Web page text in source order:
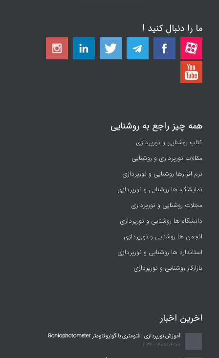
ما را دنبال کنید !
همه چیز راجع به روشنایی
کتاب روشنایی و نورپردازی
مقالات نورپردازی و روشنایی
نرم افزارها روشنایی و نورپردازی
نمایشگاه-ها روشنایی و نورپردازی
مجلات روشنایی و نورپردازی
دانشگاه ها روشنایی و نورپردازی
انجمن ها روشنایی و نورپردازی
استاندارد ها روشنایی و نورپردازی
بازارکار روشنایی و نورپردازی
اخرین اخبار
آموزش نورپردازی : فتومتری با گونیوفتومتر Goniophotometer
1405/04/08 - 11:32